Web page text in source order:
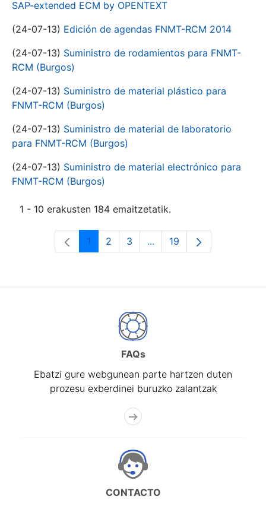
SAP-extended ECM by OPENTEXT
(24-07-13) Edición de agendas FNMT-RCM 2014
(24-07-13) Suministro de rodamientos para FNMT-
RCM (Burgos)
(24-07-13) Suministro de material plástico para
FNMT-RCM (Burgos)
(24-07-13) Suministro de material de laboratorio
para FNMT-RCM (Burgos)
(24-07-13) Suministro de material electrónico para
FNMT-RCM (Burgos)
1 - 10 erakusten 184 emaitzetatik.
Orrialdea
1 Orrialdea
2 Orrialdea
3 ...Intermediate Pages Use
Orrialdea
19
FAQs
Ebatzi gure webgunean parte hartzen duten
prozesu exberdinei buruzko zalantzak
CONTACTO